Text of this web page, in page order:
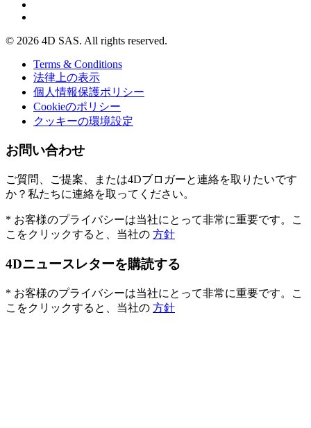
© 2026 4D SAS. All rights reserved.
Terms & Conditions
法律上の表示
個人情報保護ポリシー
Cookieのポリシー
クッキーの環境設定
お問い合わせ
ご質問、ご提案、または4Dブロガーと連絡を取りたいです
か？私たちに連絡を取ってください。
* お客様のプライバシーは当社にとって非常に重要です。こ
こをクリックすると、当社の 方針
4Dニュースレターを購読する
* お客様のプライバシーは当社にとって非常に重要です。こ
こをクリックすると、当社の 方針